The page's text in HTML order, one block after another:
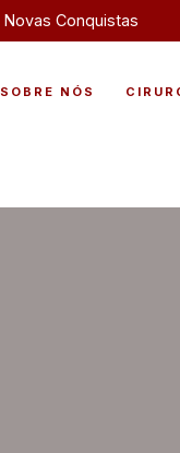
Conquistas
SOBRE NÓS